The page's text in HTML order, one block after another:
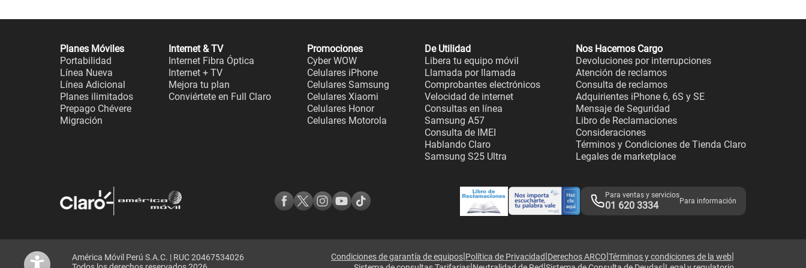
Planes Móviles
Portabilidad
Línea Nueva
Línea Adicional
Planes ilimitados
Prepago Chévere
Migración
Internet & TV
Internet Fibra Óptica
Internet + TV
Mejora tu plan
Conviértete en Full Claro
Promociones
Cyber WOW
Celulares iPhone
Celulares Samsung
Celulares Xiaomi
Celulares Honor
Celulares Motorola
De Utilidad
Libera tu equipo móvil
Llamada por llamada
Comprobantes electrónicos
Velocidad de internet
Consultas en línea
Samsung A57
Consulta de IMEI
Hablando Claro
Samsung S25 Ultra
Nos Hacemos Cargo
Devoluciones por interrupciones
Atención de reclamos
Consulta de reclamos
Adquirientes iPhone 6, 6S y SE
Mensaje de Seguridad
Libro de Reclamaciones
Consideraciones
Términos y Condiciones de Tienda Claro
Legales de marketplace
Para ventas y servicios
01 620 3334 Para información
América Móvil Perú S.A.C. | RUC 20467534026
Condiciones de garantía de equipos|Política de Privacidad|Derechos ARCO|Términos y condiciones de la web|